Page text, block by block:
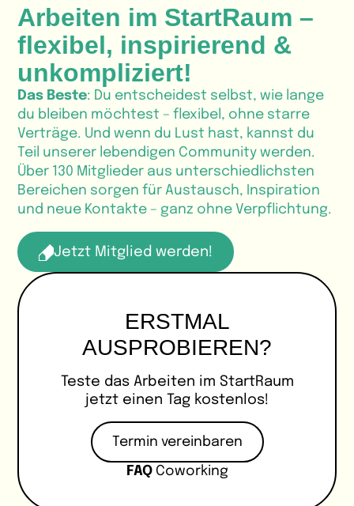
Arbeiten im StartRaum –
flexibel, inspirierend &
unkompliziert!
Das Beste: Du entscheidest selbst, wie lange
du bleiben möchtest – flexibel, ohne starre
Verträge. Und wenn du Lust hast, kannst du
Teil unserer lebendigen Community werden.
Über 130 Mitglieder aus unterschiedlichsten
Bereichen sorgen für Austausch, Inspiration
und neue Kontakte – ganz ohne Verpflichtung.
Jetzt Mitglied werden!
ERSTMAL
AUSPROBIEREN?​
Teste das Arbeiten im StartRaum
jetzt einen Tag kostenlos!
Termin vereinbaren
FAQ Coworking